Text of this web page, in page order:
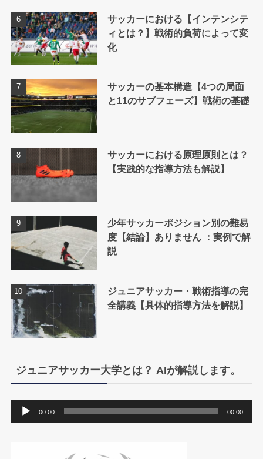
サッカーにおける【インテンシテ
ィとは？】戦術的負荷によって変
化
サッカーの基本構造【4つの局面
と11のサブフェーズ】戦術の基礎
サッカーにおける原理原則とは？
【実践的な指導方法も解説】
少年サッカーポジション別の難易
度【結論】ありません ：実例で解
説
ジュニアサッカー・戦術指導の完
全講義【具体的指導方法を解説】
ジュニアサッカー大学とは？ AIが解説します。
声
00:00 00:00